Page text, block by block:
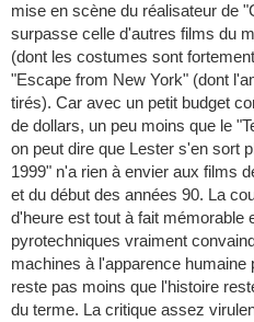
mise en scène du réalisateur de
surpasse celle d'autres films du
(dont les costumes sont
"Escape from New York" (dont
tirés). Car avec un petit budget
de dollars, un peu moins que le
on peut dire que Lester s'en sort
1999" n'a rien à envier aux films
et du début des années 90. La
d'heure est tout à fait mémorable
pyrotechniques vraiment
machines à l'apparence humaine
reste pas moins que l'histoire
du terme. La critique assez